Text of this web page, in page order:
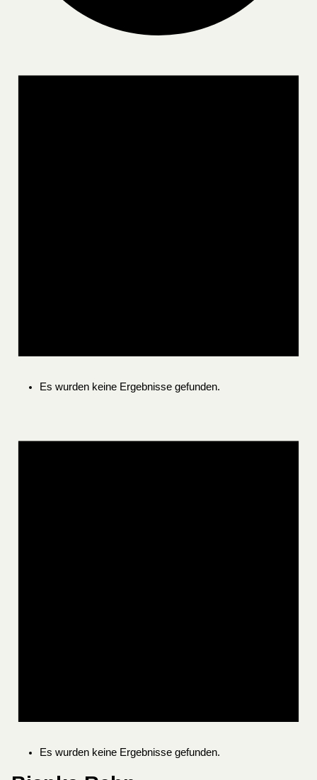
Es wurden keine Ergebnisse gefunden.
Es wurden keine Ergebnisse gefunden.